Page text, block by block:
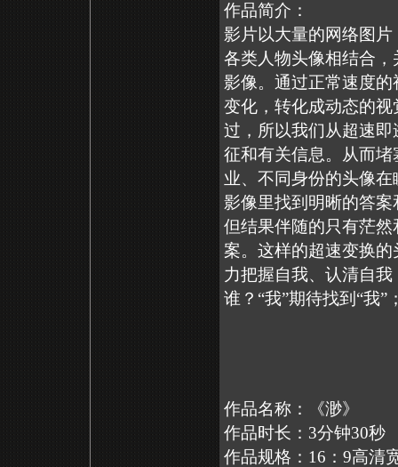
作品简介：
影片以大量的网络图
各类人物头像相结合
影像。通过正常速度
变化，转化成动态的
过，所以我们从超速
征和有关信息。从而
业、不同身份的头像
影像里找到明晰的答
但结果伴随的只有茫
案。这样的超速变换
力把握自我、认清自
谁？“我”期待找到“我”
作品名称：《渺》
作品时长：3分钟30秒
作品规格：16：9高清